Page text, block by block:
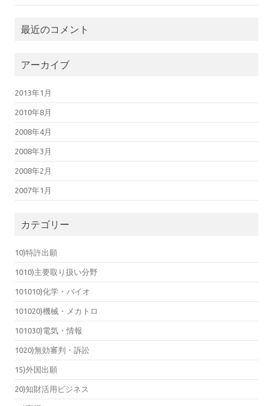
最近のコメント
アーカイブ
2013年1月
2010年8月
2008年4月
2008年3月
2008年2月
2007年1月
カテゴリー
10)特許出願
1010)主要取り扱い分野
101010)化学・バイオ
101020)機械・メカトロ
101030)電気・情報
1020)無効審判・訴訟
15)外国出願
20)知財活用ビジネス